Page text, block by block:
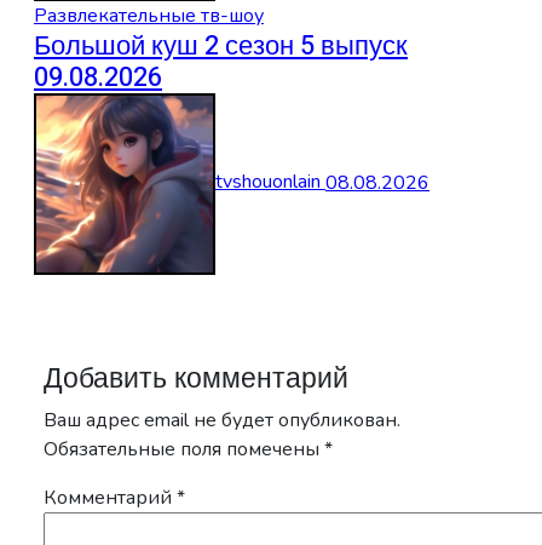
Развлекательные тв-шоу
Большой куш 2 сезон 5 выпуск
09.08.2026
tvshouonlain08.08.2026
Добавить комментарий
Ваш адрес email не будет опубликован.
Обязательные поля помечены *
Комментарий *